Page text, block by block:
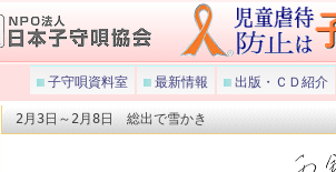
子守唄資料室 最新情報 出版・ＣＤ紹介
2月3日～2月8日 総出で雪かき